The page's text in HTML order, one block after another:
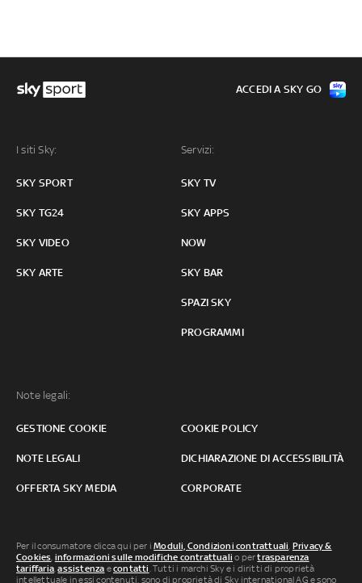
I siti Sky:
SKY SPORT
SKY TG24
SKY VIDEO
SKY ARTE
Servizi:
SKY TV
SKY APPS
NOW
SKY BAR
SPAZI SKY
PROGRAMMI
Note legali:
GESTIONE COOKIE COOKIE POLICY
NOTE LEGALI DICHIARAZIONE DI ACCESSIBILITÀ
OFFERTA SKY MEDIA CORPORATE
ACCEDI A SKY GO
Per il consumatore clicca qui per iModuli, Condizioni contrattuali, Privacy &
Cookies, informazioni sulle modifiche contrattuali o pertrasparenza
tariffaria,assistenza econtatti. Tutti i marchi Sky e i diritti di proprietà
intellettuale in essi contenuti, sono di proprietà di Sky international AG e sono